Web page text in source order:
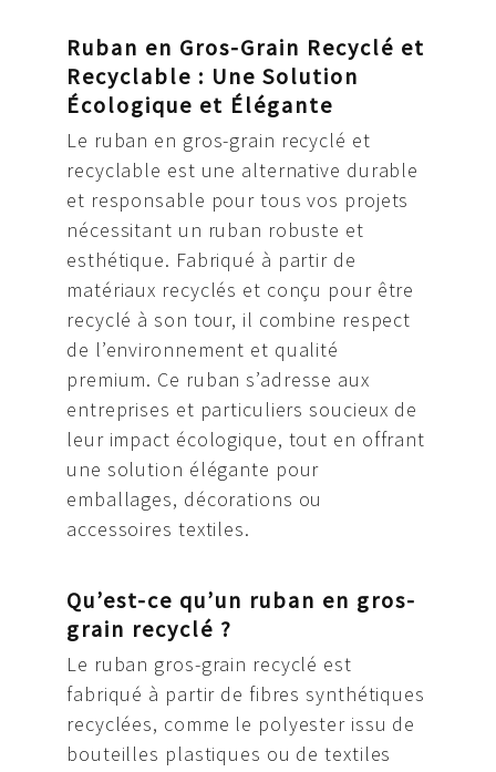
Ruban en Gros-Grain Recyclé et
Recyclable : Une Solution
Écologique et Élégante
Le ruban en gros-grain recyclé et
recyclable est une alternative durable
et responsable pour tous vos projets
nécessitant un ruban robuste et
esthétique. Fabriqué à partir de
matériaux recyclés et conçu pour être
recyclé à son tour, il combine respect
de l’environnement et qualité
premium. Ce ruban s’adresse aux
entreprises et particuliers soucieux de
leur impact écologique, tout en offrant
une solution élégante pour
emballages, décorations ou
accessoires textiles.
Qu’est-ce qu’un ruban en gros-
grain recyclé ?
Le ruban gros-grain recyclé est
fabriqué à partir de fibres synthétiques
recyclées, comme le polyester issu de
bouteilles plastiques ou de textiles